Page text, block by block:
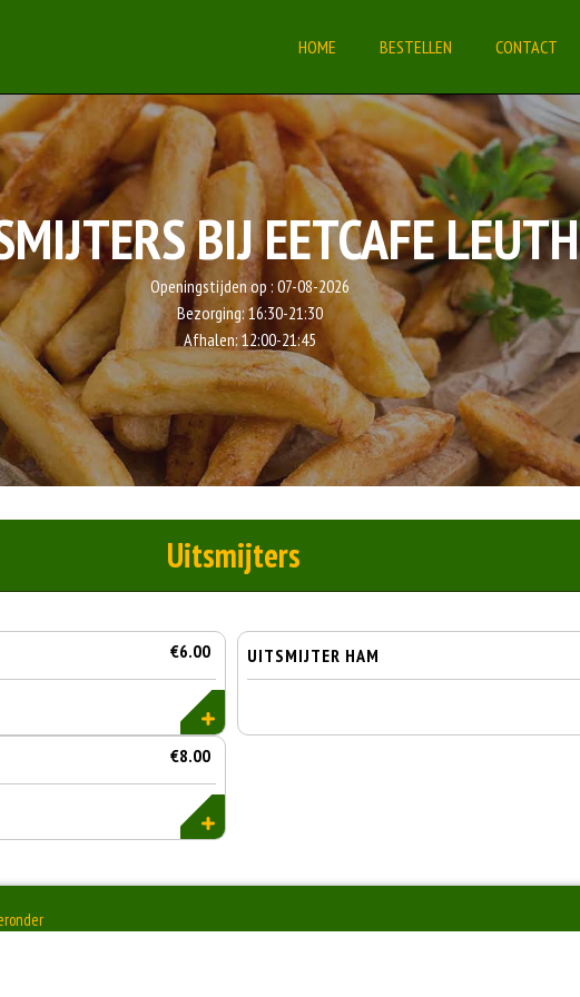
HOME BESTELLEN CONTACT
BIJ EETCAFE LEUTH
Openingstijden op : 07-08-2026
Bezorging:16:30-21:30
Afhalen:12:00-21:45
Uitsmijters
€6.00 UITSMIJTER HAM
€8.00